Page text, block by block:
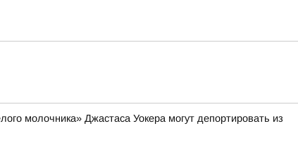
молочника» Джастаса Уокера могут депортировать из